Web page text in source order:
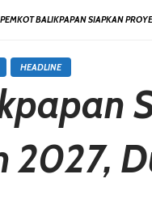
PEMKOT BALIKPAPAN SIAPKAN
HEADLINE
2027,